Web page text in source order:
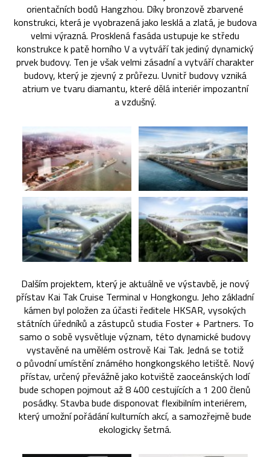
orientačních bodů Hangzhou. Díky bronzově zbarvené
konstrukci, která je vyobrazená jako lesklá a zlatá, je budova
velmi výrazná. Prosklená fasáda ustupuje ke středu
konstrukce k patě horního V a vytváří tak jediný dynamický
prvek budovy. Ten je však velmi zásadní a vytváří charakter
budovy, který je zjevný z průřezu. Uvnitř budovy vzniká
atrium ve tvaru diamantu, které dělá interiér impozantní
a vzdušný.
Dalším projektem, který je aktuálně ve výstavbě, je nový
přístav Kai Tak Cruise Terminal v Hongkongu. Jeho základní
kámen byl položen za účasti ředitele HKSAR, vysokých
státních úředníků a zástupců studia Foster + Partners. To
samo o sobě vysvětluje význam, této dynamické budovy
vystavěné na umělém ostrově Kai Tak. Jedná se totiž
o původní umístění známého hongkongského letiště. Nový
přístav, určený převážně jako kotviště zaoceánských lodí
bude schopen pojmout až 8 400 cestujících a 1 200 členů
posádky. Stavba bude disponovat flexibilním interiérem,
který umožní pořádání kulturních akcí, a samozřejmě bude
ekologicky šetrná.